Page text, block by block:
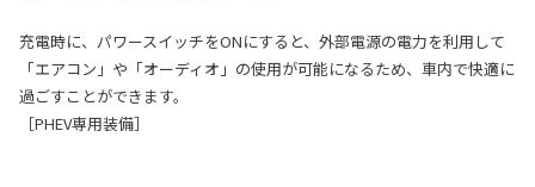
充電時に、パワースイッチをONにすると、外部電源の電力を利用して
「エアコン」や「オーディオ」の使用が可能になるため、車内で快適に
過ごすことができます。
［PHEV専用装備］